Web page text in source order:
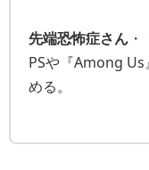
先端恐怖症さん
PSや『Among
める。